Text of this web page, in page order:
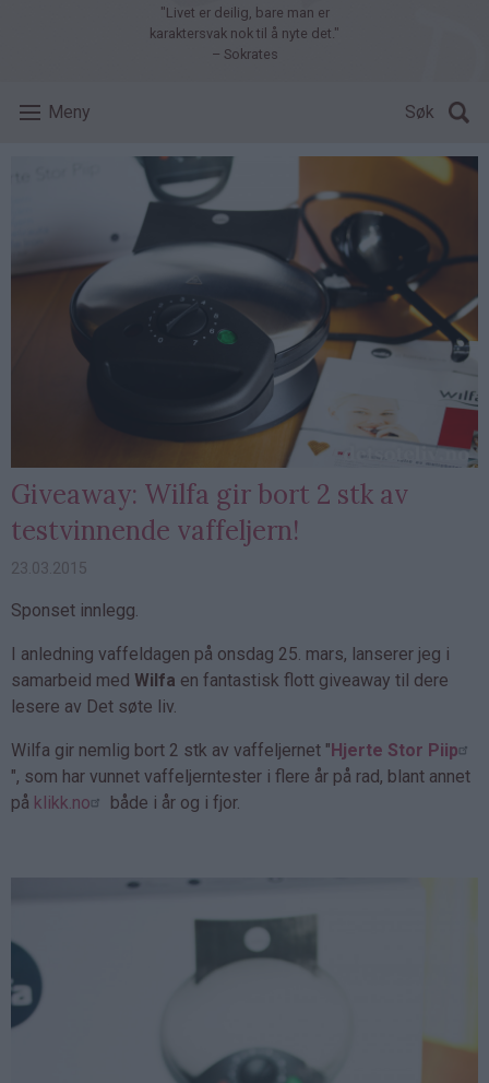
"Livet er deilig, bare man er
karaktersvak nok til å nyte det."
– Sokrates
Meny Søk
Giveaway: Wilfa gir bort 2 stk av
testvinnende vaffeljern!
23.03.2015
Sponset innlegg.
I anledning vaffeldagen på onsdag 25. mars, lanserer jeg i
samarbeid med Wilfa en fantastisk flott giveaway til dere
lesere av Det søte liv.
Wilfa gir nemlig bort 2 stk av vaffeljernet "Hjerte Stor Piip
", som har vunnet vaffeljerntester i flere år på rad, blant annet
på klikk.no både i år og i fjor.